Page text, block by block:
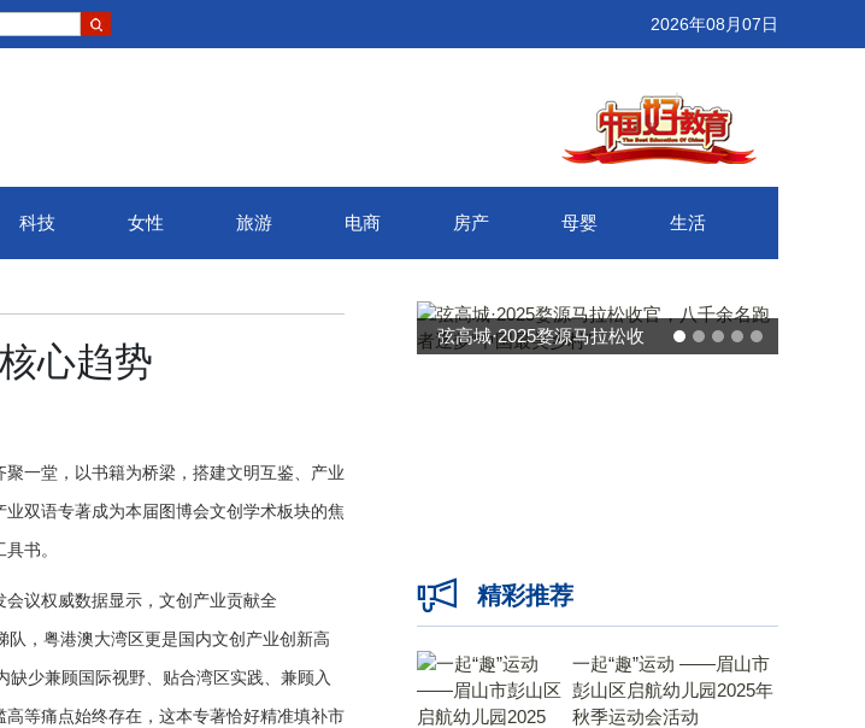
2026年08月07日
科技 女性 旅游 电商 房产 母婴 生活
心趋势
一堂，以书籍为桥梁，搭建文明互鉴、产业
双语专著成为本届图博会文创学术板块的焦
具书。
议权威数据显示，文创产业贡献全
队，粤港澳大湾区更是国内文创产业创新高
少兼顾国际视野、贴合湾区实践、兼顾入
等痛点始终存在，这本专著恰好精准填补市
武汉百联奥莱年度感恩季 承
精彩推荐
一起“趣”运动 ——眉山市
彭山区启航幼儿园2025年
秋季运动会活动